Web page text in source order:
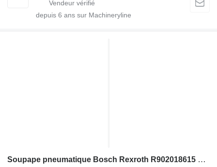
depuis 6 ans sur Machineryline
Soupape pneumatique Bosch Rexroth R902018615 pour excavateur